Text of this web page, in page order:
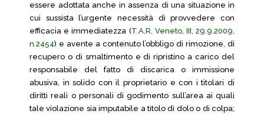
essere adottata anche in assenza di una situazione in
cui sussista l’urgente necessità di provvedere con
efficacia e immediatezza (T.A.R. Veneto, III, 29.9.2009,
n.2454) e avente a contenuto l’obbligo di rimozione, di
recupero o di smaltimento e di ripristino a carico del
responsabile del fatto di discarica o immissione
abusiva, in solido con il proprietario e con i titolari di
diritti reali o personali di godimento sull’area ai quali
tale violazione sia imputabile a titolo di dolo o di colpa;